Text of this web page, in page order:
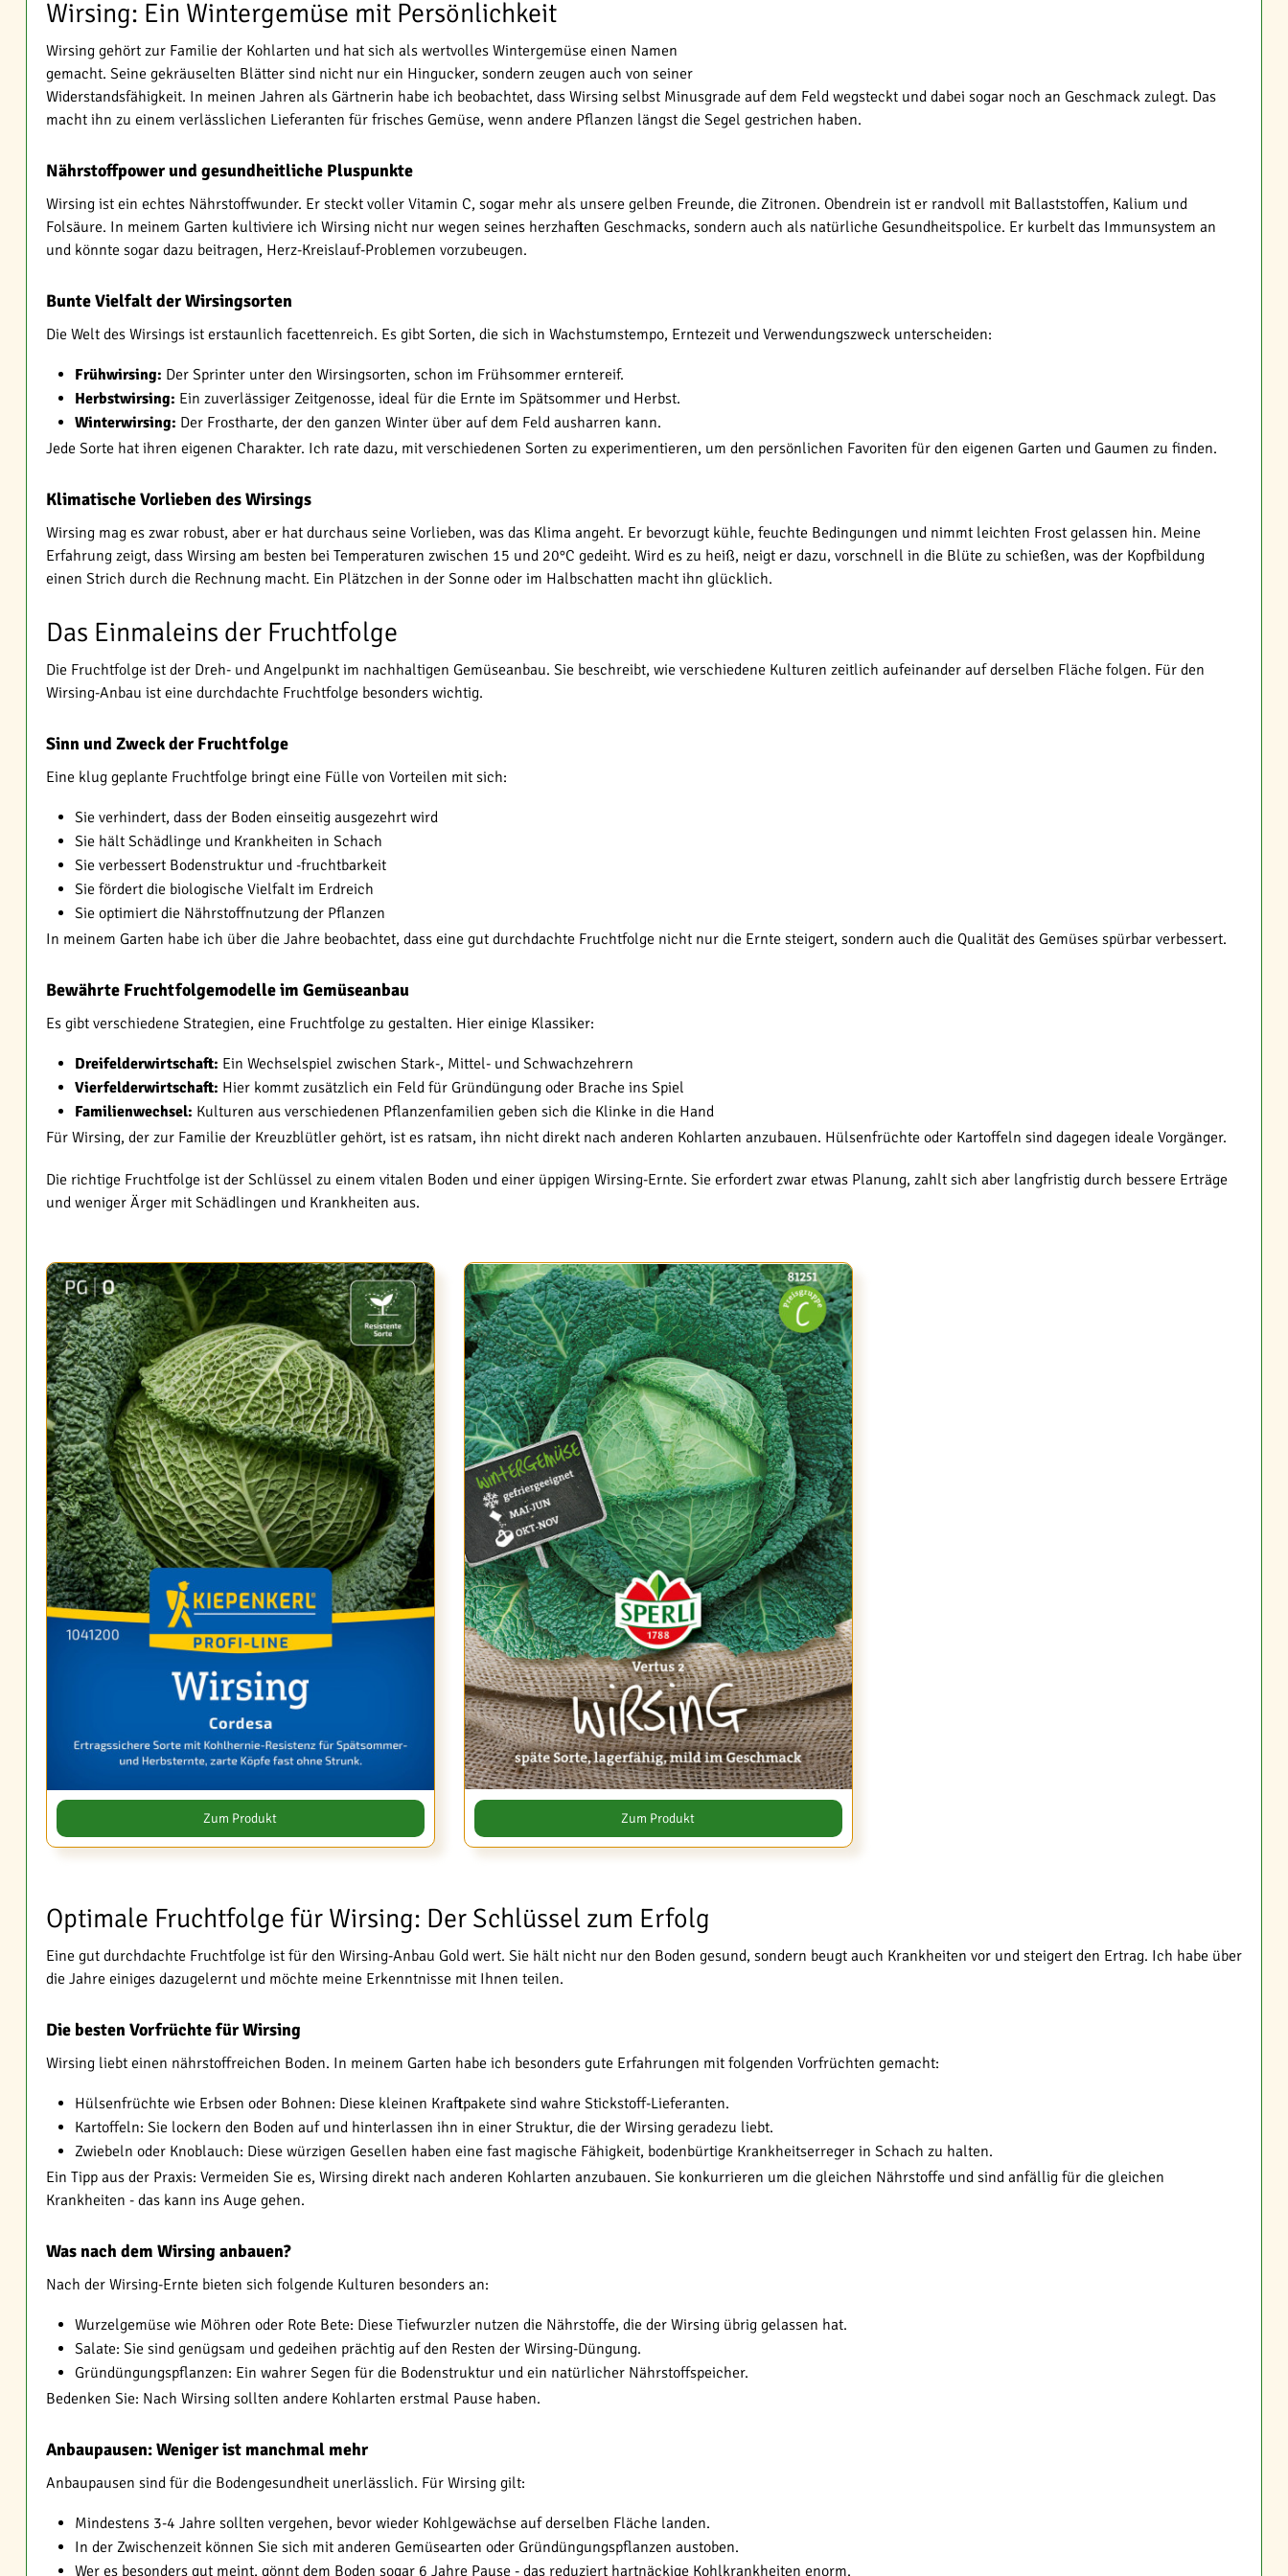
Wirsing: Ein Wintergemüse mit Persönlichkeit
Wirsing gehört zur Familie der Kohlarten und hat sich als wertvolles Wintergemüse einen Namen
gemacht. Seine gekräuselten Blätter sind nicht nur ein Hingucker, sondern zeugen auch von seiner
Widerstandsfähigkeit. In meinen Jahren als Gärtnerin habe ich beobachtet, dass Wirsing selbst Minusgrade auf dem Feld wegsteckt und dabei sogar noch an Geschmack zulegt. Das
macht ihn zu einem verlässlichen Lieferanten für frisches Gemüse, wenn andere Pflanzen längst die Segel gestrichen haben.
Nährstoffpower und gesundheitliche Pluspunkte
Wirsing ist ein echtes Nährstoffwunder. Er steckt voller Vitamin C, sogar mehr als unsere gelben Freunde, die Zitronen. Obendrein ist er randvoll mit Ballaststoffen, Kalium und
Folsäure. In meinem Garten kultiviere ich Wirsing nicht nur wegen seines herzhaften Geschmacks, sondern auch als natürliche Gesundheitspolice. Er kurbelt das Immunsystem an
und könnte sogar dazu beitragen, Herz-Kreislauf-Problemen vorzubeugen.
Bunte Vielfalt der Wirsingsorten
Die Welt des Wirsings ist erstaunlich facettenreich. Es gibt Sorten, die sich in Wachstumstempo, Erntezeit und Verwendungszweck unterscheiden:
Frühwirsing: Der Sprinter unter den Wirsingsorten, schon im Frühsommer erntereif.
Herbstwirsing: Ein zuverlässiger Zeitgenosse, ideal für die Ernte im Spätsommer und Herbst.
Winterwirsing: Der Frostharte, der den ganzen Winter über auf dem Feld ausharren kann.
Jede Sorte hat ihren eigenen Charakter. Ich rate dazu, mit verschiedenen Sorten zu experimentieren, um den persönlichen Favoriten für den eigenen Garten und Gaumen zu finden.
Klimatische Vorlieben des Wirsings
Wirsing mag es zwar robust, aber er hat durchaus seine Vorlieben, was das Klima angeht. Er bevorzugt kühle, feuchte Bedingungen und nimmt leichten Frost gelassen hin. Meine
Erfahrung zeigt, dass Wirsing am besten bei Temperaturen zwischen 15 und 20°C gedeiht. Wird es zu heiß, neigt er dazu, vorschnell in die Blüte zu schießen, was der Kopfbildung
einen Strich durch die Rechnung macht. Ein Plätzchen in der Sonne oder im Halbschatten macht ihn glücklich.
Das Einmaleins der Fruchtfolge
Die Fruchtfolge ist der Dreh- und Angelpunkt im nachhaltigen Gemüseanbau. Sie beschreibt, wie verschiedene Kulturen zeitlich aufeinander auf derselben Fläche folgen. Für den
Wirsing-Anbau ist eine durchdachte Fruchtfolge besonders wichtig.
Sinn und Zweck der Fruchtfolge
Eine klug geplante Fruchtfolge bringt eine Fülle von Vorteilen mit sich:
Sie verhindert, dass der Boden einseitig ausgezehrt wird
Sie hält Schädlinge und Krankheiten in Schach
Sie verbessert Bodenstruktur und -fruchtbarkeit
Sie fördert die biologische Vielfalt im Erdreich
Sie optimiert die Nährstoffnutzung der Pflanzen
In meinem Garten habe ich über die Jahre beobachtet, dass eine gut durchdachte Fruchtfolge nicht nur die Ernte steigert, sondern auch die Qualität des Gemüses spürbar verbessert.
Bewährte Fruchtfolgemodelle im Gemüseanbau
Es gibt verschiedene Strategien, eine Fruchtfolge zu gestalten. Hier einige Klassiker:
Dreifelderwirtschaft: Ein Wechselspiel zwischen Stark-, Mittel- und Schwachzehrern
Vierfelderwirtschaft: Hier kommt zusätzlich ein Feld für Gründüngung oder Brache ins Spiel
Familienwechsel: Kulturen aus verschiedenen Pflanzenfamilien geben sich die Klinke in die Hand
Für Wirsing, der zur Familie der Kreuzblütler gehört, ist es ratsam, ihn nicht direkt nach anderen Kohlarten anzubauen. Hülsenfrüchte oder Kartoffeln sind dagegen ideale Vorgänger.
Die richtige Fruchtfolge ist der Schlüssel zu einem vitalen Boden und einer üppigen Wirsing-Ernte. Sie erfordert zwar etwas Planung, zahlt sich aber langfristig durch bessere Erträge
und weniger Ärger mit Schädlingen und Krankheiten aus.
Zum Produkt Zum Produkt
Optimale Fruchtfolge für Wirsing: Der Schlüssel zum Erfolg
Eine gut durchdachte Fruchtfolge ist für den Wirsing-Anbau Gold wert. Sie hält nicht nur den Boden gesund, sondern beugt auch Krankheiten vor und steigert den Ertrag. Ich habe über
die Jahre einiges dazugelernt und möchte meine Erkenntnisse mit Ihnen teilen.
Die besten Vorfrüchte für Wirsing
Wirsing liebt einen nährstoffreichen Boden. In meinem Garten habe ich besonders gute Erfahrungen mit folgenden Vorfrüchten gemacht:
Hülsenfrüchte wie Erbsen oder Bohnen: Diese kleinen Kraftpakete sind wahre Stickstoff-Lieferanten.
Kartoffeln: Sie lockern den Boden auf und hinterlassen ihn in einer Struktur, die der Wirsing geradezu liebt.
Zwiebeln oder Knoblauch: Diese würzigen Gesellen haben eine fast magische Fähigkeit, bodenbürtige Krankheitserreger in Schach zu halten.
Ein Tipp aus der Praxis: Vermeiden Sie es, Wirsing direkt nach anderen Kohlarten anzubauen. Sie konkurrieren um die gleichen Nährstoffe und sind anfällig für die gleichen
Krankheiten - das kann ins Auge gehen.
Was nach dem Wirsing anbauen?
Nach der Wirsing-Ernte bieten sich folgende Kulturen besonders an:
Wurzelgemüse wie Möhren oder Rote Bete: Diese Tiefwurzler nutzen die Nährstoffe, die der Wirsing übrig gelassen hat.
Salate: Sie sind genügsam und gedeihen prächtig auf den Resten der Wirsing-Düngung.
Gründüngungspflanzen: Ein wahrer Segen für die Bodenstruktur und ein natürlicher Nährstoffspeicher.
Bedenken Sie: Nach Wirsing sollten andere Kohlarten erstmal Pause haben.
Anbaupausen: Weniger ist manchmal mehr
Anbaupausen sind für die Bodengesundheit unerlässlich. Für Wirsing gilt:
Mindestens 3-4 Jahre sollten vergehen, bevor wieder Kohlgewächse auf derselben Fläche landen.
In der Zwischenzeit können Sie sich mit anderen Gemüsearten oder Gründüngungspflanzen austoben.
Wer es besonders gut meint, gönnt dem Boden sogar 6 Jahre Pause - das reduziert hartnäckige Kohlkrankheiten enorm.